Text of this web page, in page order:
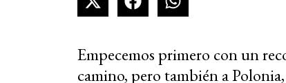
Empecemos primero con un
camino, pero también a